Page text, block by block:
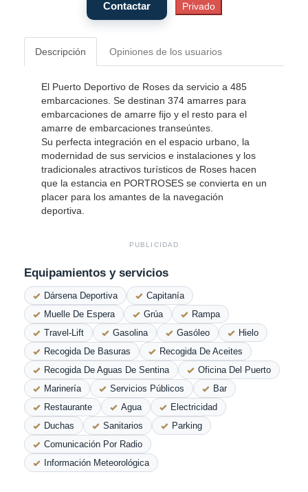
Descripción Opiniones de los usuarios
El Puerto Deportivo de Roses da servicio a 485
embarcaciones. Se destinan 374 amarres para
embarcaciones de amarre fijo y el resto para el
amarre de embarcaciones transeúntes.
Su perfecta integración en el espacio urbano, la
modernidad de sus servicios e instalaciones y los
tradicionales atractivos turísticos de Roses hacen
que la estancia en PORTROSES se convierta en un
placer para los amantes de la navegación
deportiva.
PUBLICIDAD
Equipamientos y servicios
Dársena Deportiva
Capitanía
Muelle De Espera
Grúa
Rampa
Travel-Lift
Gasolina Gasóleo
Hielo
Recogida De Basuras
Recogida De Aceites
Recogida De Aguas De Sentina
Oficina Del Puerto
Marinería
Servicios Públicos
Bar
Restaurante
Agua
Electricidad
Duchas
Sanitarios
Parking
Comunicación Por Radio
Información Meteorológica